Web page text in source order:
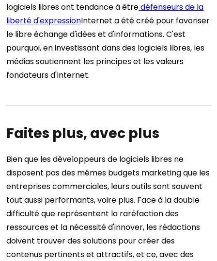
logiciels libres ont tendance à êtredéfenseurs de la
liberté d'expressionInternet a été créé pour favoriser
le libre échange d'idées et d'informations. C'est
pourquoi, en investissant dans des logiciels libres, les
médias soutiennent les principes et les valeurs
fondateurs d'Internet.
Faites plus, avec plus
Bien que les développeurs de logiciels libres ne
disposent pas des mêmes budgets marketing que les
entreprises commerciales, leurs outils sont souvent
tout aussi performants, voire plus. Face à la double
difficulté que représentent la raréfaction des
ressources et la nécessité d'innover, les rédactions
doivent trouver des solutions pour créer des
contenus pertinents et attractifs, et ce, avec des